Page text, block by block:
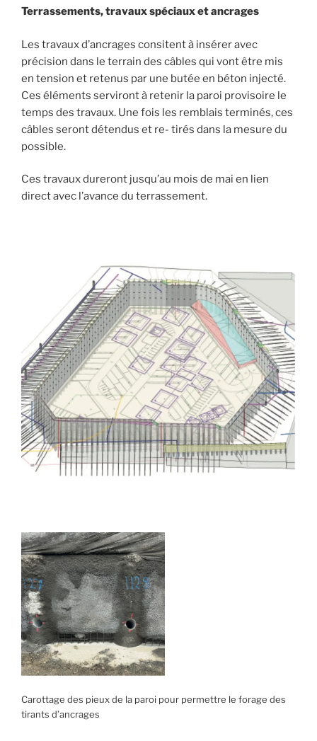
Terrassements, travaux spéciaux et ancrages
Les travaux d’ancrages consitent à insérer avec
précision dans le terrain des câbles qui vont être mis
en tension et retenus par une butée en béton injecté.
Ces éléments serviront à retenir la paroi provisoire le
temps des travaux. Une fois les remblais terminés, ces
câbles seront détendus et re- tirés dans la mesure du
possible.
Ces travaux dureront jusqu’au mois de mai en lien
direct avec l’avance du terrassement.
Carottage des pieux de la paroi pour permettre le forage des
tirants d’ancrages